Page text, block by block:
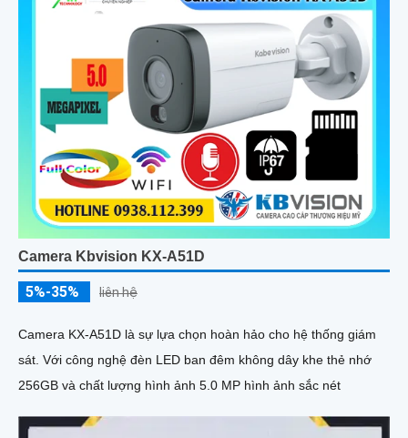
Camera Kbvision KX-A51D
5%-35% liên hệ
Camera KX-A51D là sự lựa chọn hoàn hảo cho hệ thống giám
sát. Với công nghệ đèn LED ban đêm không dây khe thẻ nhớ
256GB và chất lượng hình ảnh 5.0 MP hình ảnh sắc nét